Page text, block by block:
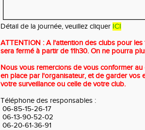
Détail de la journée, veuillez cliquer ICI
ATTENTION : A l'attention des clubs pour les
sera fermé à partir de 11h30. On ne pourra
Nous vous remercions de vous conformer
en place par l'organisateur, et de garder vos
votre surveillance ou celle de votre club.
Téléphone des responsables :
06-85-15-26-17
06-13-90-52-02
06-20-61-36-91